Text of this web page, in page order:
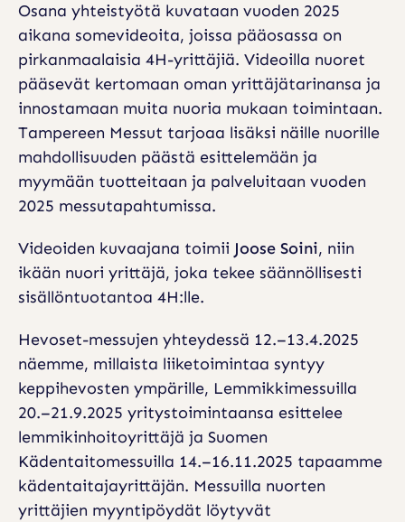
S
T
Ä
N
T
T
Ä
Y
H
E
I
S
T
Y
Ö
Osana yhteistyötä kuvataan vuoden 2025
aikana somevideoita, joissa pääosassa on
pirkanmaalaisia 4H-yrittäjiä. Videoilla nuoret
pääsevät kertomaan oman yrittäjätarinansa ja
innostamaan muita nuoria mukaan toimintaan.
Tampereen Messut tarjoaa lisäksi näille nuorille
mahdollisuuden päästä esittelemään ja
myymään tuotteitaan ja palveluitaan vuoden
2025 messutapahtumissa.
Videoiden kuvaajana toimii Joose Soini, niin
ikään nuori yrittäjä, joka tekee säännöllisesti
sisällöntuotantoa 4H:lle.
Hevoset-messujen yhteydessä 12.–13.4.2025
näemme, millaista liiketoimintaa syntyy
keppihevosten ympärille, Lemmikkimessuilla
20.–21.9.2025 yritystoimintaansa esittelee
lemmikinhoitoyrittäjä ja Suomen
Kädentaitomessuilla 14.–16.11.2025 tapaamme
kädentaitajayrittäjän. Messuilla nuorten
yrittäjien myyntipöydät löytyvät